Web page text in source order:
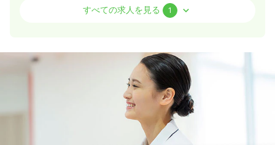
保健師
給与 賞与3.8ヶ月
（休憩60分）
年間休日123日 月給24万円以上可
詳細を見る
すべての求人を見る 1